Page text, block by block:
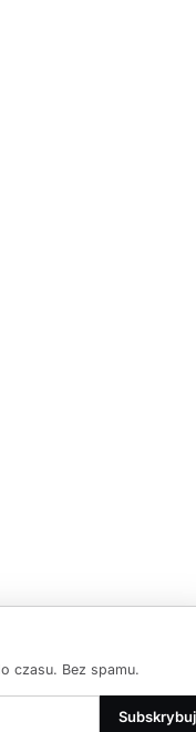
czasu. Bez spamu.
Subskrybuj